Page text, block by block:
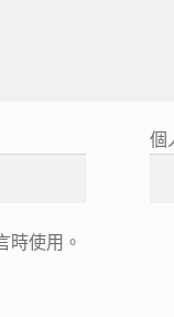
個
時使用。